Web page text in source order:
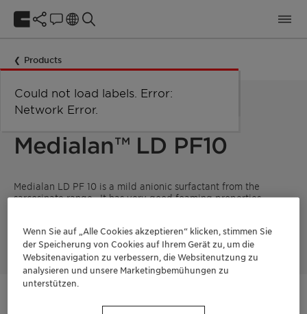
Products
Medialan™ LD PF10
Medialan LD PF 10 is a mild anionic surfactant from the
sarcosinate range . It has very good foaming properties
surfactants.
Wenn Sie auf „Alle Cookies akzeptieren“ klicken, stimmen Sie
der Speicherung von Cookies auf Ihrem Gerät zu, um die
Websitenavigation zu verbessern, die Websitenutzung zu
analysieren und unsere Marketingbemühungen zu
unterstützen.
Network Error
Could not load labels. Error:
Network Error.